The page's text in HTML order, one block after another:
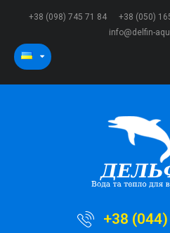
+38 (098) 745 71 84 +38 (050)
info@delfin-
+38